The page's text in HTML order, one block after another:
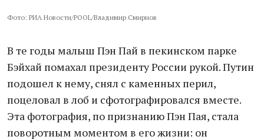
Фото: РИА Новости/POOL/Владимир Смирнов
В те годы малыш Пэн Пай в пекинском парке
Бэйхай помахал президенту России рукой. Путин
подошел к нему, снял с каменных перил,
поцеловал в лоб и сфотографировался вместе.
Эта фотография, по признанию Пэн Пая, стала
поворотным моментом в его жизни: он